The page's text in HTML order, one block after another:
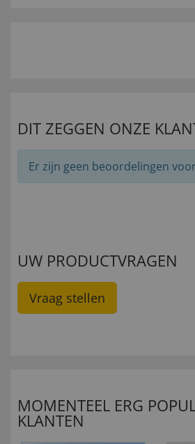
DIT ZEGGEN ONZE
Er zijn geen beoordelingen
UW PRODUCTVRAGEN
Vraag stellen
MOMENTEEL ERG
KLANTEN